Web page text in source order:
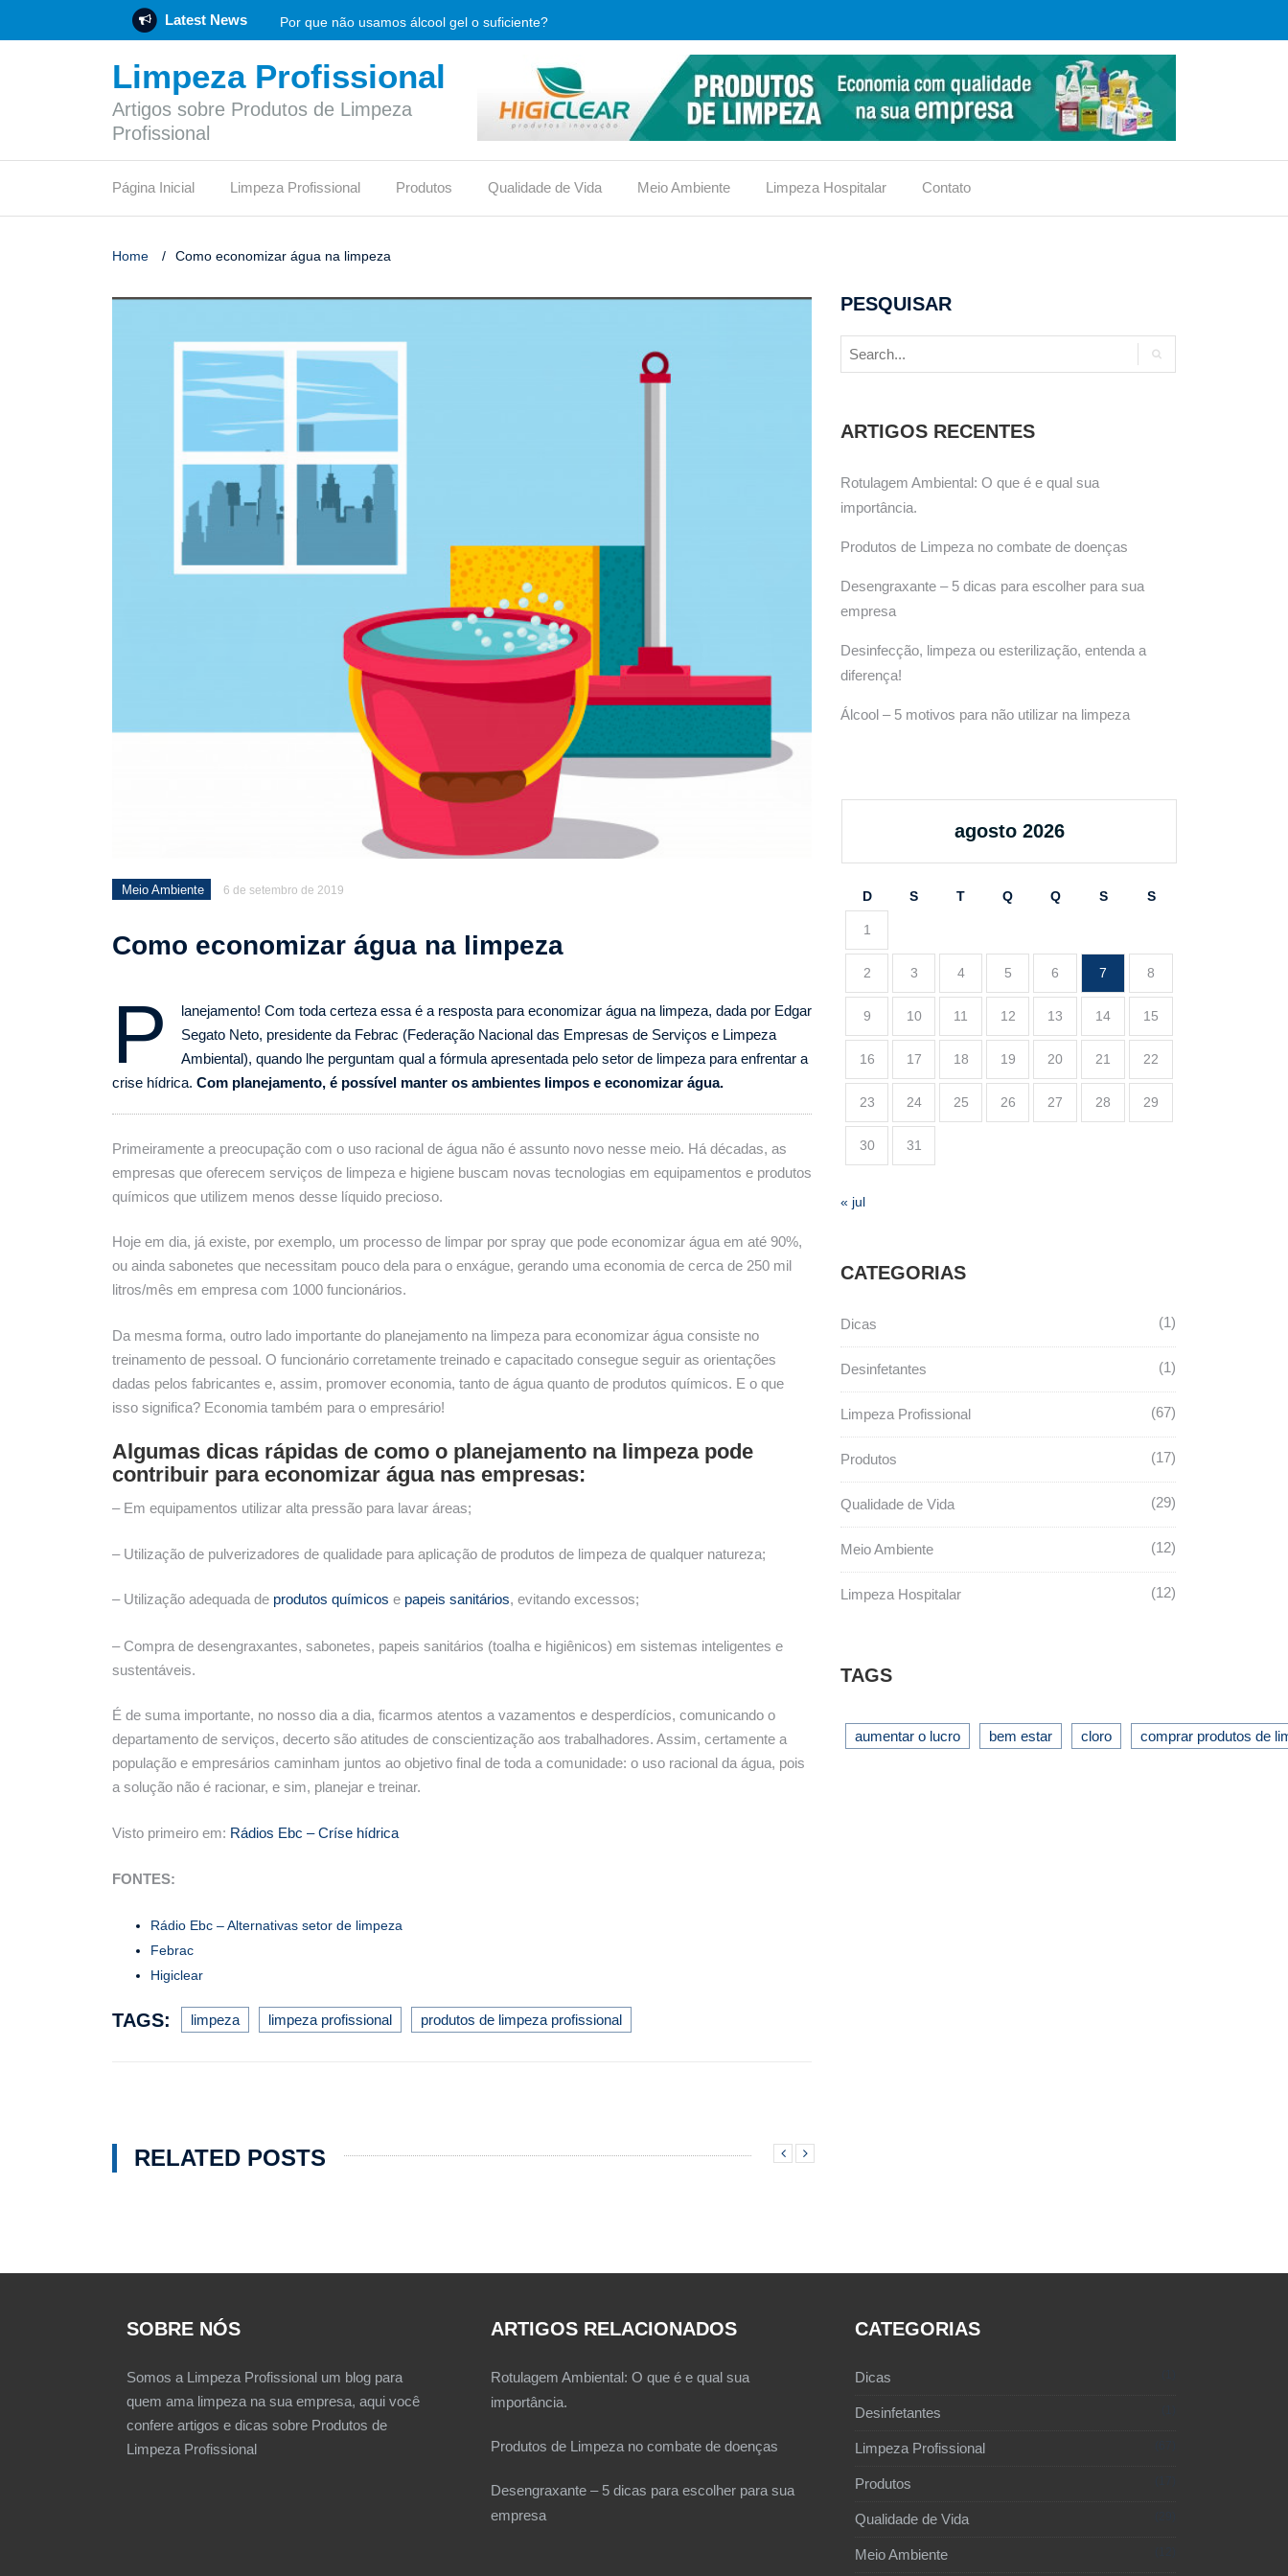
Latest News Por que não usamos álcool gel o suficiente?
Rotulagem Ambiental: O que é e qual sua importância.
Empresa de produtos de limpeza, o que verificar antes de comprar?
Vinagre de limpeza: funciona ou traz riscos?
Certificação LEED: etapas para conquistar o selo
O que é um depósito de material de limpeza (DML)?
Limpeza pós obra: Técnicas, cuidados e produtos recomendados.
Limpeza Profissional
Artigos sobre Produtos de Limpeza
Profissional
Página Inicial Limpeza Profissional Produtos Qualidade de Vida Meio Ambiente Limpeza Hospitalar Contato
Home / Como economizar água na limpeza
Meio Ambiente 6 de setembro de 2019
Como economizar água na limpeza
P
lanejamento! Com toda certeza essa é a resposta para economizar água na limpeza, dada por Edgar
Segato Neto, presidente da Febrac (Federação Nacional das Empresas de Serviços e Limpeza
Ambiental), quando lhe perguntam qual a fórmula apresentada pelo setor de limpeza para enfrentar a
crise hídrica. Com planejamento, é possível manter os ambientes limpos e economizar água.
Primeiramente a preocupação com o uso racional de água não é assunto novo nesse meio. Há décadas, as
empresas que oferecem serviços de limpeza e higiene buscam novas tecnologias em equipamentos e produtos
químicos que utilizem menos desse líquido precioso.
Hoje em dia, já existe, por exemplo, um processo de limpar por spray que pode economizar água em até 90%,
ou ainda sabonetes que necessitam pouco dela para o enxágue, gerando uma economia de cerca de 250 mil
litros/mês em empresa com 1000 funcionários.
Da mesma forma, outro lado importante do planejamento na limpeza para economizar água consiste no
treinamento de pessoal. O funcionário corretamente treinado e capacitado consegue seguir as orientações
dadas pelos fabricantes e, assim, promover economia, tanto de água quanto de produtos químicos. E o que
isso significa? Economia também para o empresário!
Algumas dicas rápidas de como o planejamento na limpeza pode
contribuir para economizar água nas empresas:
– Em equipamentos utilizar alta pressão para lavar áreas;
– Utilização de pulverizadores de qualidade para aplicação de produtos de limpeza de qualquer natureza;
– Utilização adequada de produtos químicos e papeis sanitários, evitando excessos;
– Compra de desengraxantes, sabonetes, papeis sanitários (toalha e higiênicos) em sistemas inteligentes e
sustentáveis.
É de suma importante, no nosso dia a dia, ficarmos atentos a vazamentos e desperdícios, comunicando o
departamento de serviços, decerto são atitudes de conscientização aos trabalhadores. Assim, certamente a
população e empresários caminham juntos ao objetivo final de toda a comunidade: o uso racional da água, pois
a solução não é racionar, e sim, planejar e treinar.
Visto primeiro em: Rádios Ebc – Críse hídrica
FONTES:
Rádio Ebc – Alternativas setor de limpeza
Febrac
Higiclear
TAGS: limpeza limpeza profissional produtos de limpeza profissional
RELATED POSTS
PESQUISAR
ARTIGOS RECENTES
Rotulagem Ambiental: O que é e qual sua
importância.
Produtos de Limpeza no combate de doenças
Desengraxante – 5 dicas para escolher para sua
empresa
Desinfecção, limpeza ou esterilização, entenda a
diferença!
Álcool – 5 motivos para não utilizar na limpeza
agosto 2026
D S T Q Q S S
1
2 3 4 5 6 7 8
9 10 11 12 13 14 15
16 17 18 19 20 21 22
23 24 25 26 27 28 29
30 31
« jul
CATEGORIAS
Dicas 1
Desinfetantes 1
Limpeza Profissional 67
Produtos 17
Qualidade de Vida 29
Meio Ambiente 12
Limpeza Hospitalar 12
TAGS
aumentar o lucro bem estar cloro comprar produtos de
SOBRE NÓS
Somos a Limpeza Profissional um blog para
quem ama limpeza na sua empresa, aqui você
confere artigos e dicas sobre Produtos de
Limpeza Profissional
ARTIGOS RELACIONADOS
Rotulagem Ambiental: O que é e qual sua
importância.
Produtos de Limpeza no combate de doenças
Desengraxante – 5 dicas para escolher para sua
empresa
CATEGORIAS
Dicas
Desinfetantes
Limpeza Profissional
Produtos
Qualidade de Vida
Meio Ambiente